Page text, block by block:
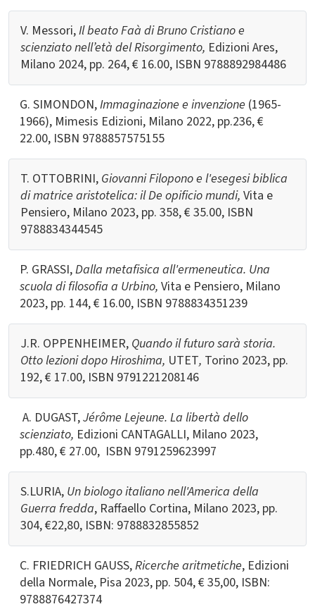
V. Messori,Il beato Faà di Bruno Cristiano e
scienziato nell’età del Risorgimento, Edizioni Ares,
Milano 2024, pp. 264, € 16.00, ISBN 9788892984486
G. SIMONDON,Immaginazione e invenzione (1965-
1966), Mimesis Edizioni, Milano 2022, pp.236, €
22.00, ISBN 9788857575155
T. OTTOBRINI, Giovanni Filopono e l'esegesi biblica
di matrice aristotelica: il De opificio mundi, Vita e
Pensiero, Milano 2023, pp. 358, € 35.00, ISBN
9788834344545
P. GRASSI,Dalla metafisica all'ermeneutica. Una
scuola di filosofia a Urbino, Vita e Pensiero, Milano
2023, pp. 144, € 16.00, ISBN 9788834351239
J.R. OPPENHEIMER, Quando il futuro sarà storia.
Otto lezioni dopo Hiroshima, UTET, Torino 2023, pp.
192, € 17.00, ISBN 9791221208146
A. DUGAST,Jérôme Lejeune. La libertà dello
scienziato, Edizioni CANTAGALLI, Milano 2023,
pp.480, € 27.00, ISBN 9791259623997
S.LURIA, Un biologo italiano nell'America della
Guerra fredda, Raffaello Cortina, Milano 2023, pp.
304, €22,80, ISBN: 9788832855852
C. FRIEDRICH GAUSS,Ricerche aritmetiche, Edizioni
della Normale, Pisa 2023, pp. 504, € 35,00, ISBN:
9788876427374